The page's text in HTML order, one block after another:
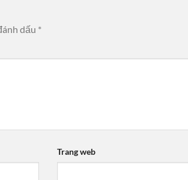
dấu *
Trang web